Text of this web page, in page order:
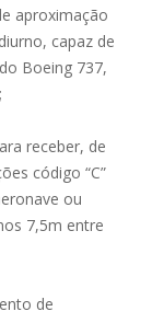
aproximação
capaz de
Boeing 737,
receber, de
código “C”
ou
7,5m entre
de